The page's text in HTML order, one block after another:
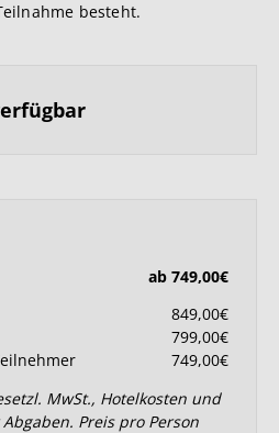
besteht.
ab 749,00€
849,00€
799,00€
749,00€
MwSt., Hotelkosten und
Preis pro Person